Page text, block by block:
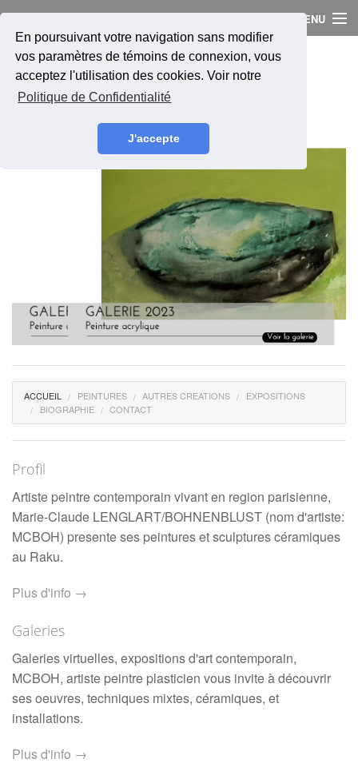
En poursuivant votre navigation sans modifier
vos paramètres de témoins de connexion, vous
acceptez l'utilisation des cookies. Voir notre
Politique de Confidentialité
J'accepte
MCBOH MENU
Peintures
MCBOH| Marie Claude
Bohnenblust Lenglart
ACCUEIL PEINTURES AUTRES CREATIONS
EXPOSITIONS
BIOGRAPHIE
CONTACT
Profil
Artiste peintre contemporain vivant en region parisienne,
Marie-Claude LENGLART/BOHNENBLUST (nom d'artiste:
MCBOH) presente ses peintures et sculptures céramiques
au Raku.
Plus d'info →
Galeries
Galeries virtuelles, expositions d'art contemporain,
MCBOH, artiste peintre plasticien vous invite à découvrir
ses oeuvres, techniques mixtes, céramiques, et
installations.
Plus d'info →